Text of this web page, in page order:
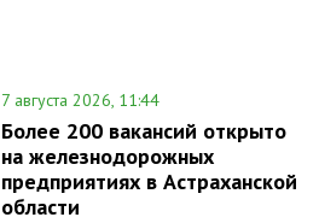
7 августа 2026, 11:44
Более 200 вакансий открыто
на железнодорожных
предприятиях в Астраханской
области